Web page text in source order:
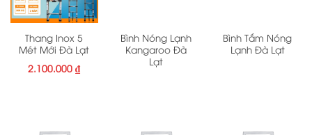
Thang Inox 5
Mét Mới Đà Lạt
2.100.000₫
Bình Nóng Lạnh
Kangaroo Đà
Lạt
Bình Tắm Nóng
Lạnh Đà Lạt